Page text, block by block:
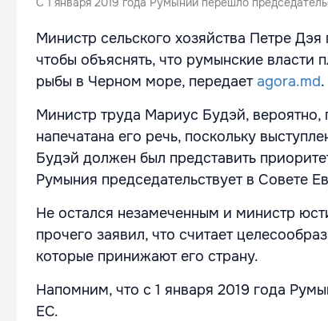
Министр сельского хозяйства Петре
чтобы объяснять, что румынские власти
рыбы в Черном море, передает agora.md.
Министр труда Мариус Будэй, вероятно,
напечатана его речь, поскольку
Будэй должен был представить
Румыния председательствует в Совете
Не остался незамеченным и министр
прочего заявил, что считает
которые принижают его страну.
Напомним, что с 1 января 2019 года
ЕС.